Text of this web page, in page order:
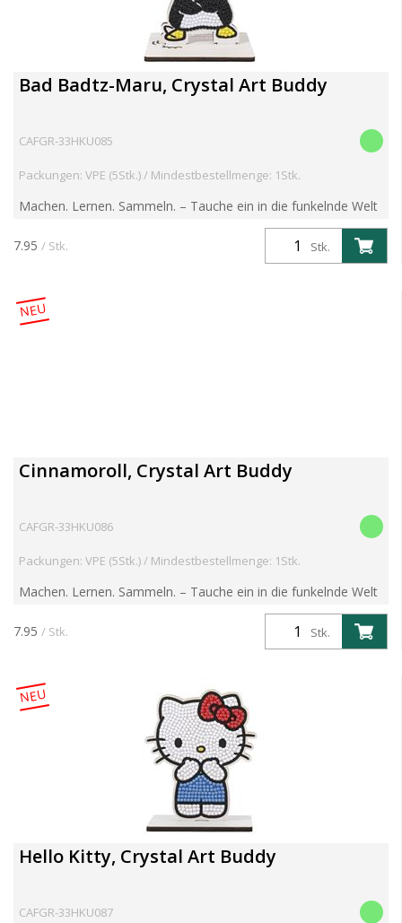
Bad Badtz-Maru, Crystal Art Buddy
CAFGR-33HKU085
Packungen: VPE (5Stk.) / Mindestbestellmenge: 1Stk.
Machen. Lernen. Sammeln. – Tauche ein in die funkelnde Welt
der Crystal Art Buddies! Entdecke die brandneue Crystal Art
Buddies Kollektion – eine faszinierende Reihe mit ...Stk.
7.95 / Stk.
NEU
Cinnamoroll, Crystal Art Buddy
CAFGR-33HKU086
Packungen: VPE (5Stk.) / Mindestbestellmenge: 1Stk.
Machen. Lernen. Sammeln. – Tauche ein in die funkelnde Welt
der Crystal Art Buddies! Entdecke die brandneue Crystal Art
Buddies Kollektion – eine faszinierende Reihe mit ...Stk.
7.95 / Stk.
NEU
Hello Kitty, Crystal Art Buddy
CAFGR-33HKU087